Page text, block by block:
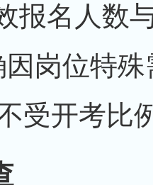
报名人数
岗位特
受开考比